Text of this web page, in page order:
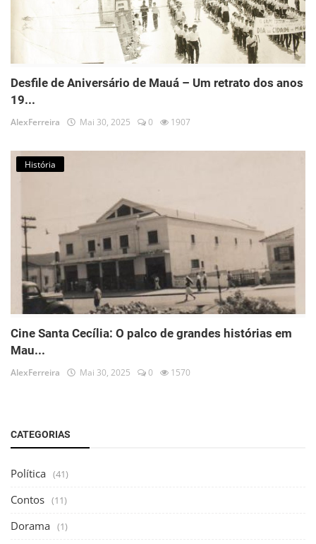
Desfile de Aniversário de Mauá – Um retrato dos anos
19...
AlexFerreira Mai 30, 2025 0 1907
História
Cine Santa Cecília: O palco de grandes histórias em
Mau...
AlexFerreira Mai 30, 2025 0 1570
CATEGORIAS
Política (41)
Contos (11)
Dorama (1)